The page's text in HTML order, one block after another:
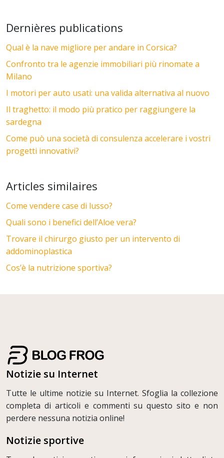
Dernières publications
Qual è la nave migliore per andare in Corsica?
Confronto tra le agenzie immobiliari più rinomate a
Milano
I motori per auto usati: una valida alternativa al nuovo
Il traghetto: il modo più pratico per raggiungere la
sardegna
Come può una società di consulenza accelerare i vostri
progetti innovativi?
Articles similaires
Come vendere case di lusso?
Quali sono i benefici dell’Aloe vera?
Trovare il chirurgo giusto per un intervento di
addominoplastica
Cos’è la nutrizione sportiva?
Notizie su Internet
Tutte le ultime notizie su Internet. Sfoglia la collezione
completa di articoli e commenti su questo sito e non
perdere nessuna notizia online!
Notizie sportive